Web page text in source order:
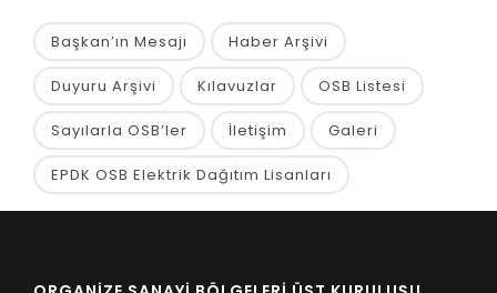
Başkan’ın Mesajı Haber Arşivi
Duyuru Arşivi Kılavuzlar OSB Listesi
Sayılarla OSB’ler İletişim Galeri
EPDK OSB Elektrik Dağıtım Lisanları